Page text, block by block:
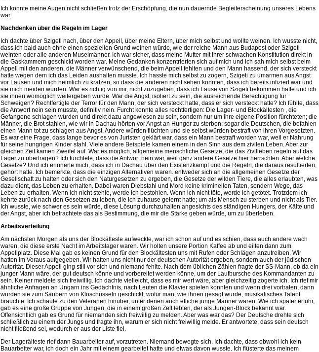
Ich konnte meine Augen nicht schließen trotz der Erschöpfung, die nun dauernde Begleiterscheinung unseres Lebens
war.
Nachdenken über die Regeln im Lager
Ich dachte über Szigeti nach, über den Appell, über meine Eltern, über mich selbst und wollte weinen. Ich wusste nicht,
dass ich bald auch ohne einen speziellen Grund weinen würde, wie der reiche Mann aus Budapest oder Szigeti
weinten oder alle anderen Muselmänner. Ich war sicher, dass meine Mutter mit ihrer schwachen Konstitution direkt in
die Gaskammern geschickt worden war. Meine Gedanken konzentrierten sich auf mich und ich sah mich selbst beim
Appell mit den anderen, die Männer verwünschend, die beim Appell fehlten und den Mann hassend, der sich versteckt
hatte wegen dem ich das Leiden aushalten musste. Ich hasste mich selbst zu zögern, Szigeti zu umarmen aus Angst
vor Läusen und mich heimlich zu kratzen, so dass die anderen nicht sehen konnten, dass ich bereits infiziert war und
sie mich meiden würden. War es richtig von mir, nicht zuzugeben, dass ich Läuse von Szigeti bekommen hatte und ich
sie ihnen womöglich weitergeben würde. War die Angst, isoliert zu sein, die ausreichende Berechtigung für
Schweigen? Rechtfertigte der Terror für den Mann, der sich versteckt hatte, dass er sich versteckt hatte? Ich fühlte, dass
die Antwort nein sein musste, definitiv nein. Furcht konnte alles rechtfertigen: Die Lager- und Blockältesten , die
Gefangene schlagen würden und direkt dazu angewiesen zu sein, sondern nur um ihre eigene Position fürchteten; die
Männer, die Brot stahlen, wie wir in Dachau hörten vor Angst an Hunger zu sterben; sogar die Deutschen, die befahlen
einen Mann tot zu schlagen aus Angst. Andere würden flüchten und sie selbst würden bestraft von ihren Vorgesetzten.
Es war eine Frage, dass lange bevor es von Juristen geklärt war, dass ein Mann bestraft worden war, weil er Nahrung
für seine hungrigen Kinder stahl. Viele andere Beispiele kamen einem in den Sinn aus dem zivilen Leben. Aber zur
gleichen Zeit kamen Zweifel auf. War es möglich, allgemeine menschliche Gesetze, die das Zivilleben regeln auf das
Lager zu übertragen? Ich fürchtete, dass die Antwort nein war, weil ganz andere Gesetze hier herrschten. Aber welche
Gesetze? Und ich erinnerte mich, dass ich in Dachau über den Existenzkampf und die Regeln, die daraus resultierten,
gehört hatte. Ich bemerkte, dass die einzigen Alternativen waren. entweder sich an die allgemeinen Gesetze der
Gesellschaft zu halten oder sich den Naturgesetzen zu ergeben, die Gesetze der wilden Tiere, die alles erlaubten, was
dazu dient, das Leben zu erhalten. Dabei waren Diebstahl und Mord keine kriminellen Taten, sondern Wege, das
Leben zu erhalten. Wenn ich nicht stehle, werde ich bestohlen. Wenn ich nicht töte, werde ich getötet. Trotzdem ich
kehrte zurück nach den Gesetzen zu leben, die ich zuhause gelernt hatte; um als Mensch zu sterben und nicht als Tier.
Ich wusste, wie schwer es sein würde, diese Lösung durchzuhalten angesichts des ständigen Hungers, der Kälte und
der Angst, aber ich betrachtete das als Bestimmung, die mir die Stärke geben würde, um zu überleben.
Arbeitsverteilung
Am nächsten Morgen als uns der Blockälteste aufweckte, war ich schon auf und es schien, dass auch andere wach
waren, die diese erste Nacht im Arbeitslager waren. Wir holten unsere Portion Kaffee ab und eilten dann zum
Appellplatz. Diese Mal gab es keinen Grund für den Blockältesten uns mit Rufen oder Schlägen anzutreiben. Wir
hatten im Voraus aufgegeben. Wir hatten uns nicht nur der deutschen Autorität ergeben, sondern auch der jüdischen
Autorität. Dieser Appell ging still vor sich und niemand fehlte. Nach dem üblichen Zählen fragte der SS-Mann, ob da ein
junger Mann wäre, der gut deutsch könne und vorbereitet werden könne, um der Laufbursche des Kommandanten zu
sein. Keiner meldete sich freiwillig. Ich dachte vielleicht, dass es mir wert wäre, aber gleichzeitig zögerte ich. Ich rief mir
ähnliche Anfragen an Ungarn ins Gedächtnis, nach Leuten die Klavier spielen konnten und wenn drei vortraten, dann
wurden sie zum Säubern von Kloschüsseln geschickt, wofür man, wie ihnen gesagt wurde, musikalisches Talent
brauchte. Ich schaute zu den Veteranen hinüber, unter denen auch etliche junge Männer waren. Wie ich später erfuhr,
gab es eine große Gruppe von Jungen, die in einem großen Zelt lebten, der als Jungen-Block bekannt war.
Offensichtlich gab es Grund für niemanden sich freiwillig zu melden. Aber was war das? Der Deutsche drehte sich
schließlich zu einem der Jungs und fragte ihn, warum er sich nicht freiwillig melde. Er antwortete, dass sein deutsch
nicht fließend sei, wodurch er aus der Liste fiel.
Der Lagerälteste rief dann Bauarbeiter auf, vorzutreten. Niemand bewegte sich. Ich dachte, dass obwohl ich kein
Bauarbeiter war, ich doch ein Jahr mit einem gearbeitet hatte und etwas davon wusste. Ich flüsterte das meinem